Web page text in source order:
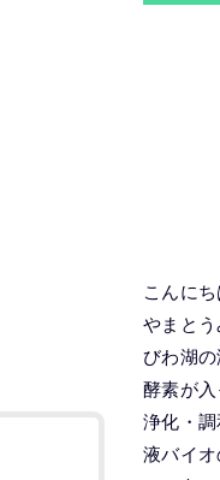
こんにち
やまと
びわ湖
酵素が
浄化・
液バイ